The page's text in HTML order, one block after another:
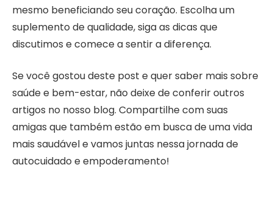
mesmo beneficiando seu coração. Escolha um
suplemento de qualidade, siga as dicas que
discutimos e comece a sentir a diferença.
Se você gostou deste post e quer saber mais sobre
saúde e bem-estar, não deixe de conferir outros
artigos no nosso blog. Compartilhe com suas
amigas que também estão em busca de uma vida
mais saudável e vamos juntas nessa jornada de
autocuidado e empoderamento!